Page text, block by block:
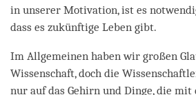
in unserer Motivation, ist es
dass es zukünftige Leben gibt.
Im Allgemeinen haben wir großen
Wissenschaft, doch die
nur auf das Gehirn und Dinge, die mit